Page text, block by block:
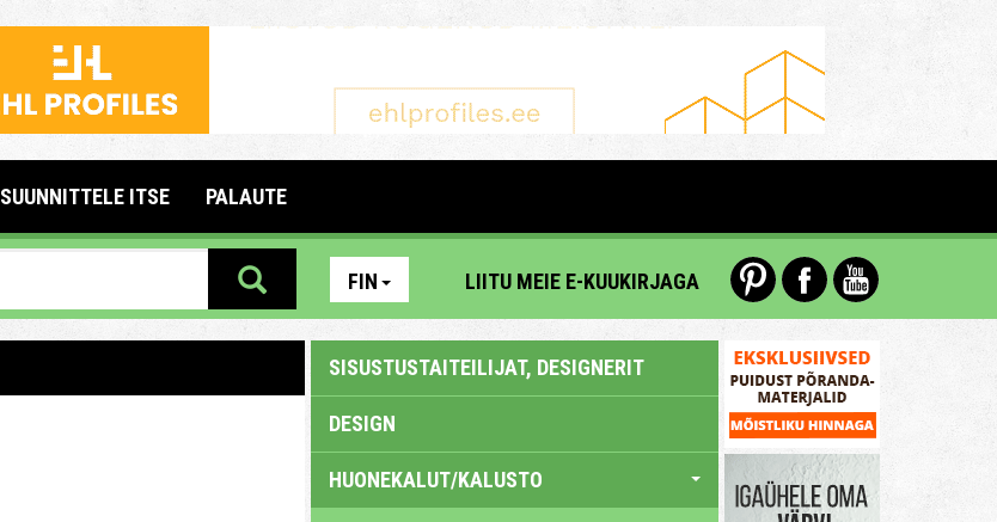
SUUNNITTELE ITSE PALAUTE
FIN LIITU MEIE E-KUUKIRJAGA
SISUSTUSTAITEILIJAT, DESIGNERIT
DESIGN
HUONEKALUT/KALUSTO